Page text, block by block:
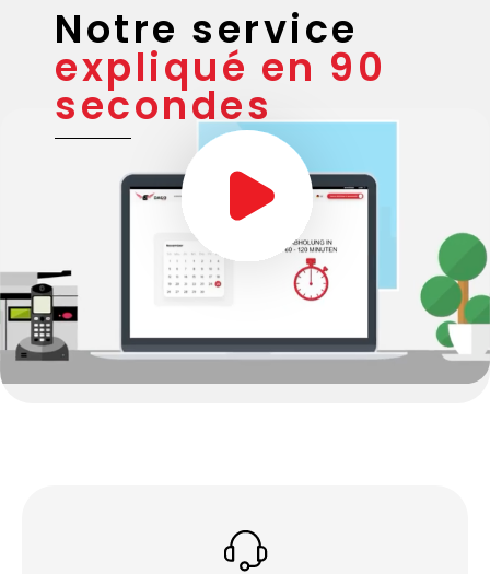
Notre service
expliqué en 90
secondes